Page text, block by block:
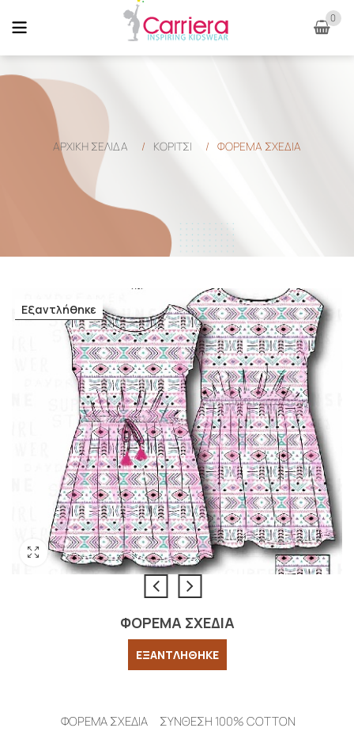
0
ΑΡΧΙΚΉ ΣΕΛΊΔΑ / ΚΟΡΙΤΣΙ / ΦΟΡΕΜΑ ΣΧΕΔΙΑ
Εξαντλήθηκε
ΦΟΡΕΜΑ ΣΧΕΔΙΑ
ΕΞΑΝΤΛΗΘΗΚΕ
ΦΟΡΕΜΑ ΣΧΕΔΙΑ ΣΥΝΘΕΣΗ 100% COTTON